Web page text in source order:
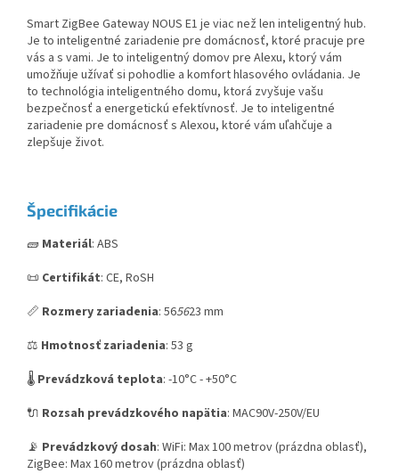
Smart ZigBee Gateway NOUS E1 je viac než len inteligentný hub.
Je to inteligentné zariadenie pre domácnosť, ktoré pracuje pre
vás a s vami. Je to inteligentný domov pre Alexu, ktorý vám
umožňuje užívať si pohodlie a komfort hlasového ovládania. Je
to technológia inteligentného domu, ktorá zvyšuje vašu
bezpečnosť a energetickú efektívnosť. Je to inteligentné
zariadenie pre domácnosť s Alexou, ktoré vám uľahčuje a
zlepšuje život.
Špecifikácie
🧱 Materiál: ABS
📜 Certifikát: CE, RoSH
📏 Rozmery zariadenia: 565623 mm
⚖️ Hmotnosť zariadenia: 53 g
🌡️ Prevádzková teplota: -10°C - +50°C
🔌 Rozsah prevádzkového napätia: MAC90V-250V/EU
📡 Prevádzkový dosah: WiFi: Max 100 metrov (prázdna oblasť),
ZigBee: Max 160 metrov (prázdna oblasť)